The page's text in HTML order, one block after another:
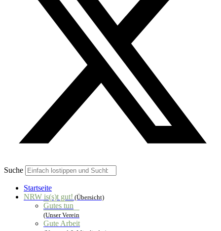
Suche
Startseite
NRW is(s)t gut! (Übersicht)
Gutes tun
(Unser Verein
Gute Arbeit